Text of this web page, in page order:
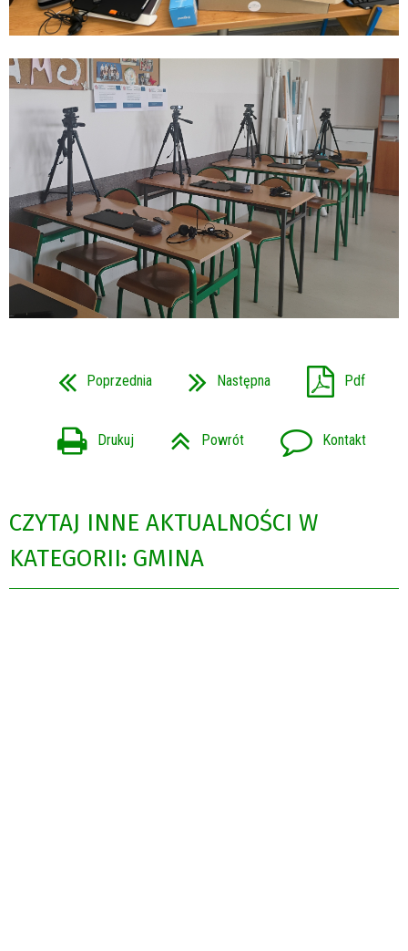
Poprzednia Następna Pdf
Drukuj Powrót Kontakt
CZYTAJ INNE AKTUALNOŚCI W
KATEGORII: GMINA